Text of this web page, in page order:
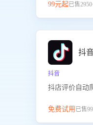
99元起已售
抖音
抖店评价自动
免费试用 已售